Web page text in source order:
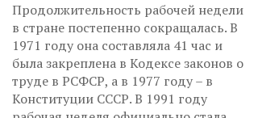
Продолжительность рабочей недели
в стране постепенно сокращалась. В
1971 году она составляла 41 час и
была закреплена в Кодексе законов о
труде в РСФСР, а в 1977 году – в
Конституции СССР. В 1991 году